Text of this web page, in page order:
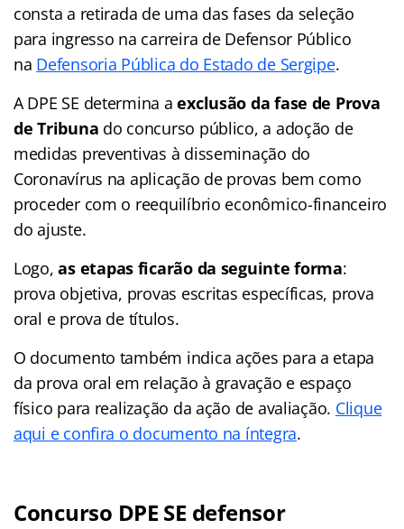
consta a retirada de uma das fases da seleção
para ingresso na carreira de Defensor Público
na Defensoria Pública do Estado de Sergipe.
A DPE SE determina aexclusão da fase de Prova
de Tribuna do concurso público, a adoção de
medidas preventivas à disseminação do
Coronavírus na aplicação de provas bem como
proceder com o reequilíbrio econômico-financeiro
do ajuste.
Logo,as etapas ficarão da seguinte forma:
prova objetiva, provas escritas específicas, prova
oral e prova de títulos.
O documento também indica ações para a etapa
da prova oral em relação à gravação e espaço
físico para realização da ação de avaliação. Clique
aqui e confira o documento na íntegra.
Concurso DPE SE defensor